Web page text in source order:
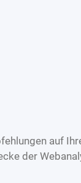
auf
der